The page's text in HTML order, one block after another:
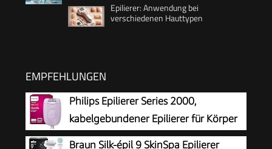
Epilierer: Anwendung bei
verschiedenen Hauttypen
EMPFEHLUNGEN
Philips Epilierer Series 2000,
kabelgebundener Epilierer für Körper
und empfindliche Bereiche, epilieren
Braun Silk-épil 9 SkinSpa Epilierer